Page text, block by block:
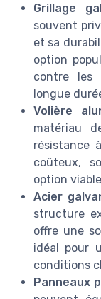
Grillage
souvent
et sa
option
contre les
longue
Volière
matériau
résistance
coûteux,
option
Acier
structure
offre une
idéal pour
conditions
Panneaux